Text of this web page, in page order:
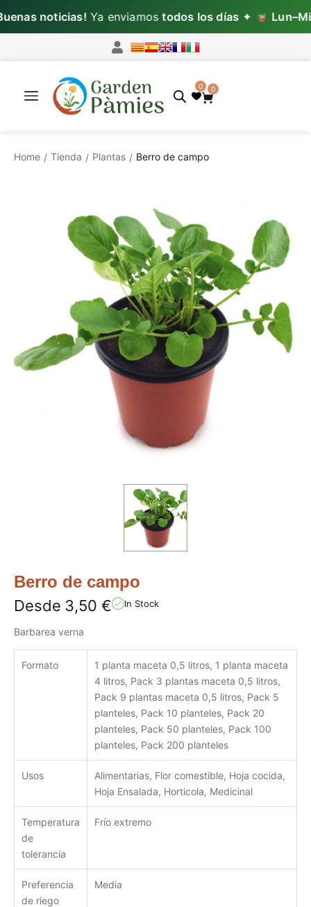
noticias!Ya enviamostodos los días✦ Lun–Mié:
0 0
Home / Tienda / Plantas / Berro de campo
Berro de campo
Desde 3,50 € In Stock
Barbarea verna
Formato
1 planta maceta 0,5 litros, 1 planta maceta
4 litros, Pack 3 plantas maceta 0,5 litros,
Pack 9 plantas maceta 0,5 litros, Pack 5
planteles, Pack 10 planteles, Pack 20
planteles, Pack 50 planteles, Pack 100
planteles, Pack 200 planteles
Usos
Alimentarias, Flor comestible, Hoja cocida,
Hoja Ensalada, Horticola, Medicinal
Temperatura
de
tolerancia
Frío extremo
Preferencia
de riego
Media